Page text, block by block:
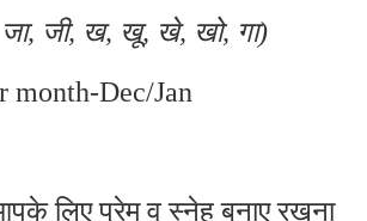
जा, जी, ख, खू, खे, खो, गा)
month-Dec/Jan
लिए प्रेम व स्नेह बनाए रखना